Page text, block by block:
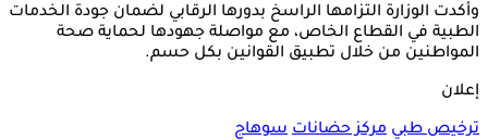
وأكدت الوزارة التزامها الراسخ بدورها الرقابي لضمان جودة الخدمات
الطبية في القطاع الخاص، مع مواصلة جهودها لحماية صحة
المواطنين من خلال تطبيق القوانين بكل حسم.
إعلان
ترخيص طبي مركز حضانات سوهاج